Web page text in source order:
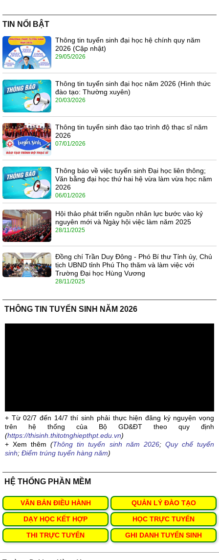
TIN NỔI BẬT
Thông tin tuyển sinh đại học hệ chính quy năm
2026 (Cập nhật)
29/05/2026
Thông tin tuyển sinh đại học năm 2026 (Hình thức
đào tạo: Thường xuyên)
20/03/2026
Thông tin tuyển sinh đào tạo trình độ thạc sĩ năm
2026
07/01/2026
Thông báo về việc tuyển sinh Đại học liên thông;
Văn bằng đại học thứ hai hệ vừa làm vừa học năm
2026
06/01/2026
Hội thảo phát triển nguồn nhân lực bước vào kỷ
nguyên mới và Ngày hội việc làm năm 2025
28/11/2025
Đồng chí Trần Duy Đông - Phó Bí thư Tỉnh ủy, Chủ
tịch UBND tỉnh Phú Thọ thăm và làm việc với
Trường Đại học Hùng Vương
28/11/2025
THÔNG TIN TUYỂN SINH NĂM 2026
+ Từ 02/7 đến 14/7 thí sinh phải thực hiện đăng ký nguyện vọng
trên hệ thống của Bộ GD&ĐT theo quy định
(https://thisinh.thitotnghiepthpt.edu.vn)
+ Xem thêm(Thông tin tuyển sinh năm 2026; Quy chế tuyển
sinh; Điểm trúng tuyển hàng năm)
HỆ THỐNG PHẦN MỀM
VĂN BẢN ĐIỀU HÀNH QUẢN LÝ ĐÀO TẠO
DẠY HỌC KẾT HỢP HỌC TRỰC TUYẾN
THI TRỰC TUYẾN GHI DANH TUYỂN SINH